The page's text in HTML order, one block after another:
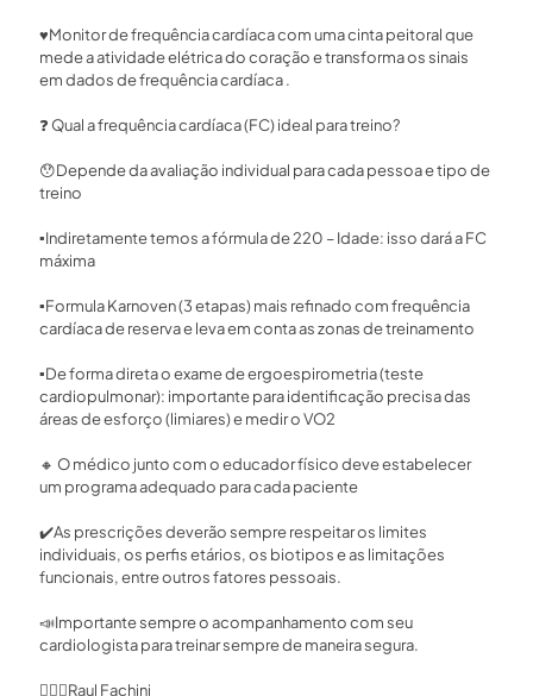
♥️Monitor de frequência cardíaca com uma cinta peitoral que
mede a atividade elétrica do coração e transforma os sinais
em dados de frequência cardíaca . ⁣
❓ Qual a frequência cardíaca (FC) ideal para treino? ⁣
😯Depende da avaliação individual para cada pessoa e tipo de
treino⁣
▪️Indiretamente temos a fórmula de 220 – Idade: isso dará a FC
máxima ⁣
▪️Formula Karnoven (3 etapas) mais refinado com frequência
cardíaca de reserva e leva em conta as zonas de treinamento ⁣
▪️De forma direta o exame de ergoespirometria (teste
cardiopulmonar): importante para identificação precisa das
áreas de esforço (limiares) e medir o VO2 ⁣
🔸 O médico junto com o educador físico deve estabelecer
um programa adequado para cada paciente ⁣
✔️As prescrições deverão sempre respeitar os limites
individuais, os perfis etários, os biotipos e as limitações
funcionais, entre outros fatores pessoais. ⁣
📣Importante sempre o acompanhamento com seu
cardiologista para treinar sempre de maneira segura.⁣
🏃🏻‍♂️Raul Fachini ⁣